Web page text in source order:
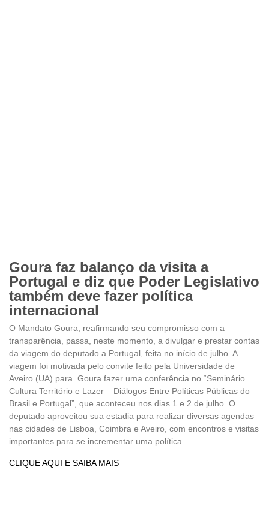
Goura faz balanço da visita a
Portugal e diz que Poder Legislativo
também deve fazer política
internacional
O Mandato Goura, reafirmando seu compromisso com a
transparência, passa, neste momento, a divulgar e prestar contas
da viagem do deputado a Portugal, feita no início de julho. A
viagem foi motivada pelo convite feito pela Universidade de
Aveiro (UA) para Goura fazer uma conferência no “Seminário
Cultura Território e Lazer – Diálogos Entre Políticas Públicas do
Brasil e Portugal”, que aconteceu nos dias 1 e 2 de julho. O
deputado aproveitou sua estadia para realizar diversas agendas
nas cidades de Lisboa, Coimbra e Aveiro, com encontros e visitas
importantes para se incrementar uma política
CLIQUE AQUI E SAIBA MAIS